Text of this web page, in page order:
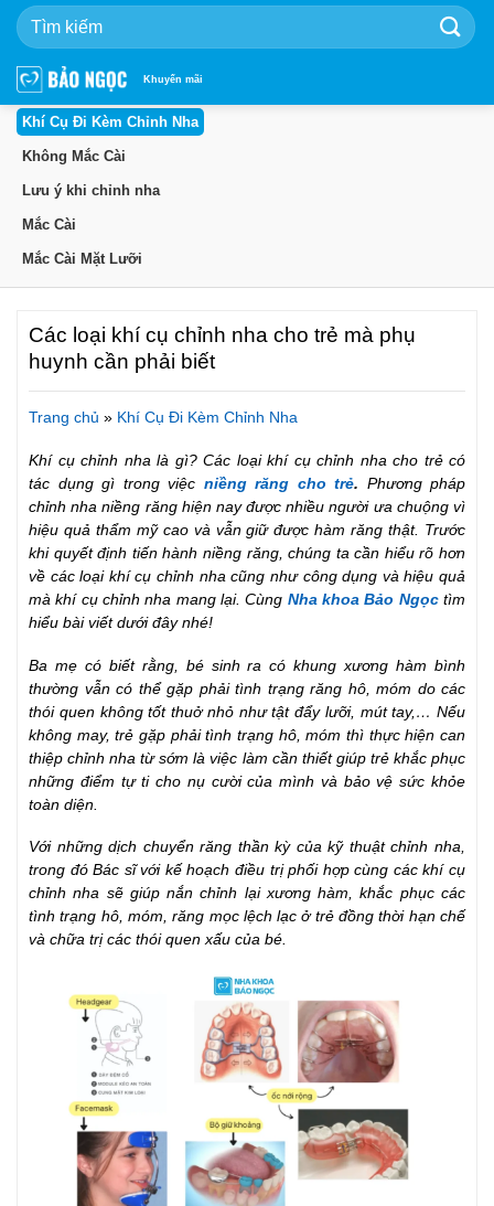
qua
dung
Khuyến mãi
Khí Cụ Đi Kèm Chỉnh Nha
Không Mắc Cài
Lưu ý khi chỉnh nha
Mắc Cài
Mắc Cài Mặt Lưỡi
Các loại khí cụ chỉnh nha cho trẻ mà phụ
huynh cần phải biết
Trang chủ » Khí Cụ Đi Kèm Chỉnh Nha
Khí cụ chỉnh nha là gì? Các loại khí cụ chỉnh nha cho trẻ có
tác dụng gì trong việc niềng răng cho trẻ. Phương pháp
chỉnh nha niềng răng hiện nay được nhiều người ưa chuộng vì
hiệu quả thẩm mỹ cao và vẫn giữ được hàm răng thật. Trước
khi quyết định tiến hành niềng răng, chúng ta cần hiểu rõ hơn
về các loại khí cụ chỉnh nha cũng như công dụng và hiệu quả
mà khí cụ chỉnh nha mang lại. Cùng Nha khoa Bảo Ngọc tìm
hiểu bài viết dưới đây nhé!
Ba mẹ có biết rằng, bé sinh ra có khung xương hàm bình
thường vẫn có thể gặp phải tình trạng răng hô, móm do các
thói quen không tốt thuở nhỏ như tật đẩy lưỡi, mút tay,… Nếu
không may, trẻ gặp phải tình trạng hô, móm thì thực hiện can
thiệp chỉnh nha từ sớm là việc làm cần thiết giúp trẻ khắc phục
những điểm tự ti cho nụ cười của mình và bảo vệ sức khỏe
toàn diện.
Với những dịch chuyển răng thần kỳ của kỹ thuật chỉnh nha,
trong đó Bác sĩ với kế hoạch điều trị phối hợp cùng các khí cụ
chỉnh nha sẽ giúp nắn chỉnh lại xương hàm, khắc phục các
tình trạng hô, móm, răng mọc lệch lạc ở trẻ đồng thời hạn chế
và chữa trị các thói quen xấu của bé.